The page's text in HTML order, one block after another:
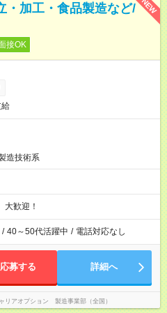
NEW
・加工・食品製造など/
接OK
造技術系
大歓迎！
/ 40～50代活躍中 / 電話対応なし
応募する 詳細へ
リアオプション 製造事業部（全国）